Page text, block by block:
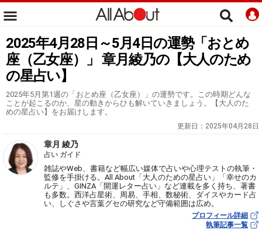
2025年4月28日～5月4日の運勢「おとめ
座（乙女座）」 章月綾乃の【大人のため
の星占い】
2025年5月第1週の「おとめ座（乙女座）」の運勢です。この時期どんな
ことが起こるのか、星の動きからひも解いていきましょう。【大人のた
めの星占い】をお届けします。
更新日： 2025年04月28日
章月 綾乃
占い ガイド
雑誌やWeb、書籍など幅広い媒体で占いや心理テストの執筆・
監修を手掛ける。All About「大人のための星占い」「幸せのカ
ルテ」、GINZA「開運レター占い」など連載を多く持ち、著書
も多数。西洋占星術、周易、手相、数秘術、ダイスやカード占
い、しぐさや言葉グセの研究など守備範囲は広め。
プロフィール詳細
執筆記事一覧